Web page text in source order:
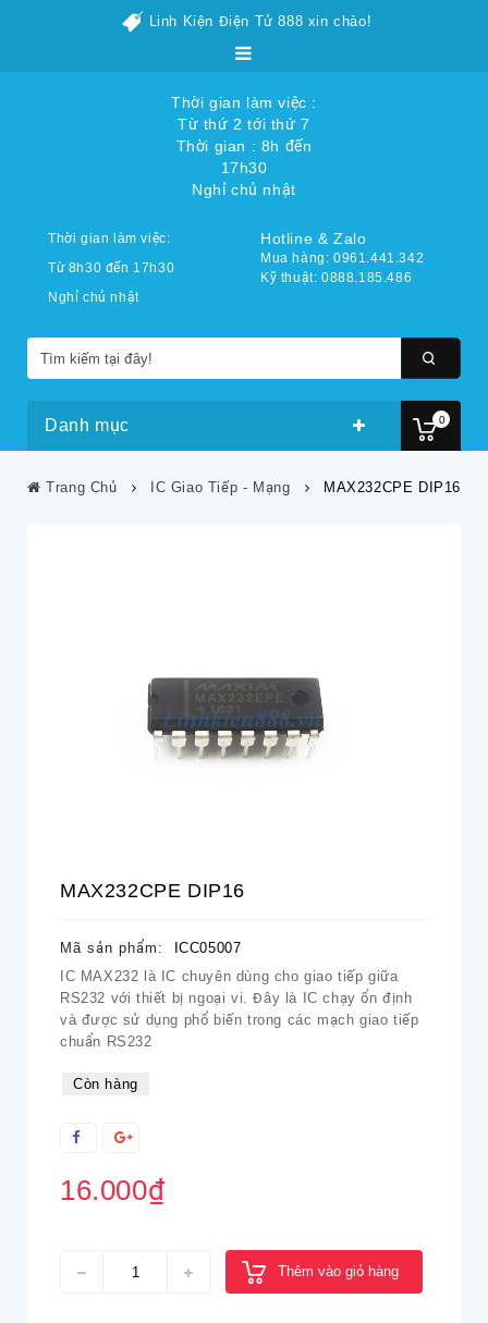
Linh Kiện Điện Tử 888 xin chào!
Thời gian làm việc :
Từ thứ 2 tới thứ 7
Thời gian : 8h đến
17h30
Nghỉ chủ nhật
0
Thời gian làm việc:
Từ 8h30 đến 17h30
Nghỉ chủ nhật
Hotline & Zalo
Mua hàng: 0961.441.342
Kỹ thuật: 0888.185.486
Danh mục
Trang Chủ IC Giao Tiếp - Mạng MAX232CPE DIP16
MAX232CPE DIP16
Mã sản phẩm:
ICC05007
IC MAX232 là IC chuyên dùng cho giao tiếp giữa
RS232 với thiết bị ngoại vi. Đây là IC chạy ổn định
và được sử dụng phổ biến trong các mạch giao tiếp
chuẩn RS232
Còn hàng
16.000₫
Thêm vào giỏ hàng